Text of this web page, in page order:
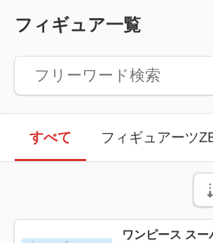
フィギュア一覧
すべて フィギュアーツ
ワンピース スー